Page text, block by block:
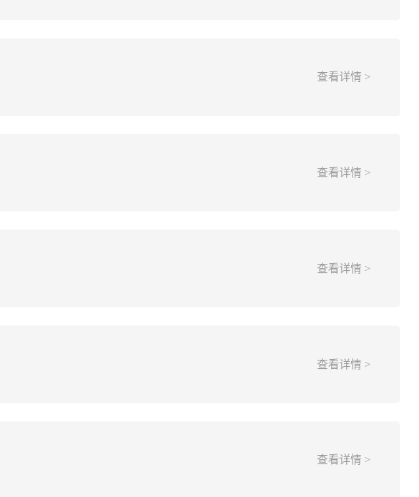
查看详情 >
查看详情 >
查看详情 >
查看详情 >
查看详情 >